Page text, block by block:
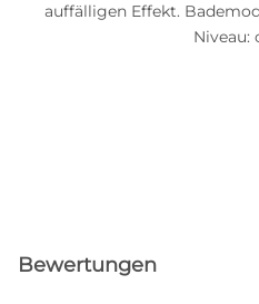
auffälligen Effekt.
Niveau:
Bewertungen